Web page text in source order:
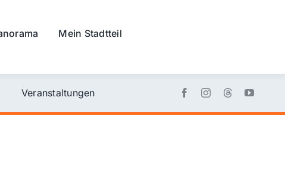
Mein Stadtteil
Veranstaltungen